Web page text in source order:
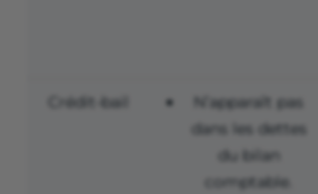
Crédit-bail
N’apparaît pas
dans les dettes
du bilan
comptable.